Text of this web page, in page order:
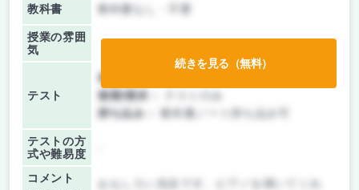
教科書 教科書なし・不要
授業の雰囲
気
テスト
前期/中間：
後期/期末：
持ち込み：
教科書ノート持ち込み可
テストの方
式や難易度
コメント
続きを見る（無料）